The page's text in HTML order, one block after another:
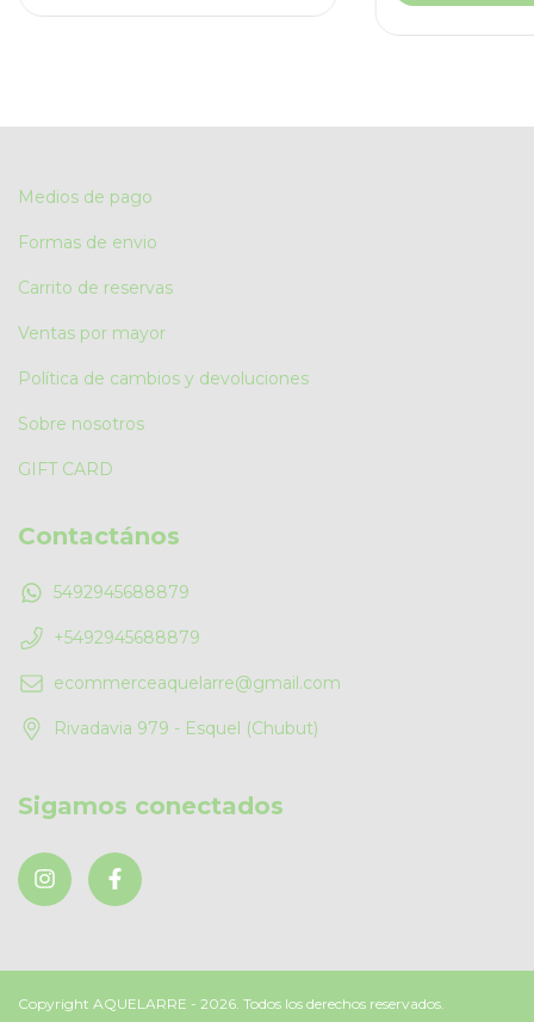
Medios de pago
Formas de envio
Carrito de reservas
Ventas por mayor
Política de cambios y devoluciones
Sobre nosotros
GIFT CARD
Contactános
5492945688879
+5492945688879
ecommerceaquelarre@gmail.com
Rivadavia 979 - Esquel (Chubut)
Sigamos conectados
Copyright AQUELARRE - 2026. Todos los derechos reservados.